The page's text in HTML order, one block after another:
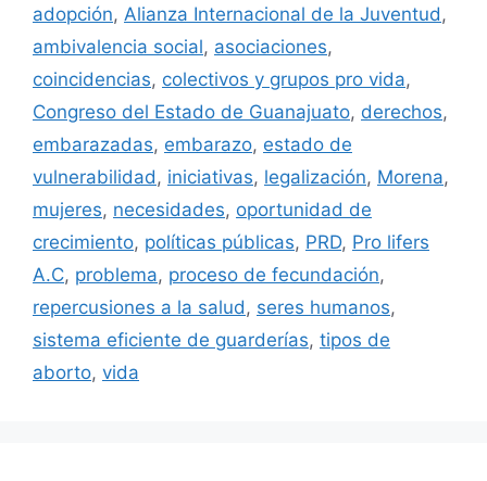
adopción, Alianza Internacional de la Juventud,
ambivalencia social, asociaciones,
coincidencias, colectivos y grupos pro vida,
Congreso del Estado de Guanajuato, derechos,
embarazadas, embarazo, estado de
vulnerabilidad, iniciativas, legalización, Morena,
mujeres, necesidades, oportunidad de
crecimiento, políticas públicas, PRD, Pro lifers
A.C, problema, proceso de fecundación,
repercusiones a la salud, seres humanos,
sistema eficiente de guarderías, tipos de
aborto, vida